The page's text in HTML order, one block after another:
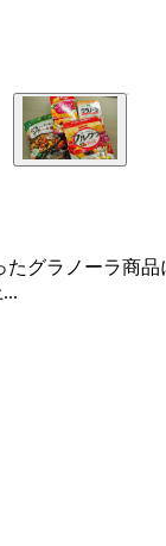
たグラノーラ商